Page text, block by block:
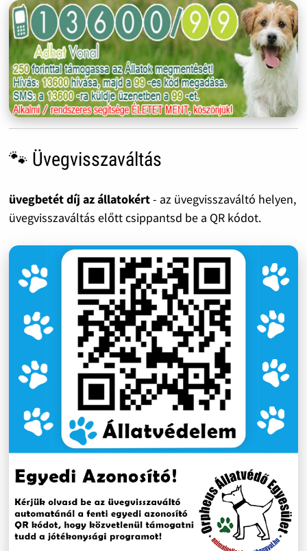
🐾 Üvegvisszaváltás
üvegbetét díj az állatokért- az üvegvisszaváltó helyen,
üvegvisszaváltás előtt csippantsd be a QR kódot.